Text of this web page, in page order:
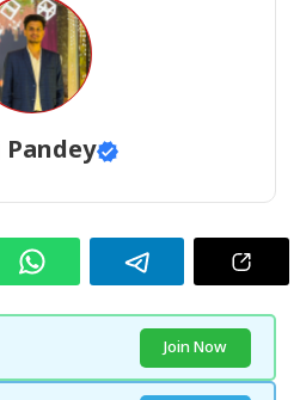
Join Now